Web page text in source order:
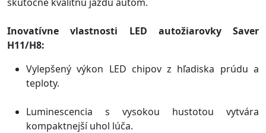
Inovatívne vlastnosti LED autožiarovky Saver
H11/H8:
Vylepšený výkon LED chipov z hľadiska prúdu a
teploty.
Luminescencia s vysokou hustotou vytvára
kompaktnejší uhol lúča.